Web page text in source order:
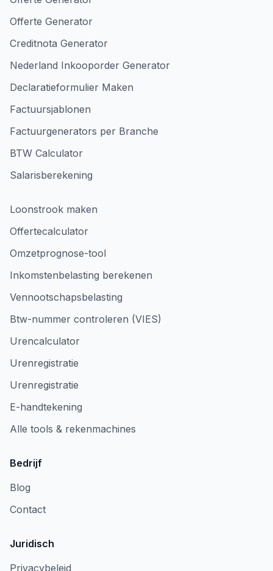
Offerte Generator
Creditnota Generator
Nederland Inkooporder Generator
Declaratieformulier Maken
Factuursjablonen
Factuurgenerators per Branche
BTW Calculator
Salarisberekening
Loonstrook maken
Offertecalculator
Omzetprognose-tool
Inkomstenbelasting berekenen
Vennootschapsbelasting
Btw-nummer controleren (VIES)
Urencalculator
Urenregistratie
Urenregistratie
E-handtekening
Alle tools & rekenmachines
Bedrijf
Blog
Contact
Juridisch
Privacybeleid